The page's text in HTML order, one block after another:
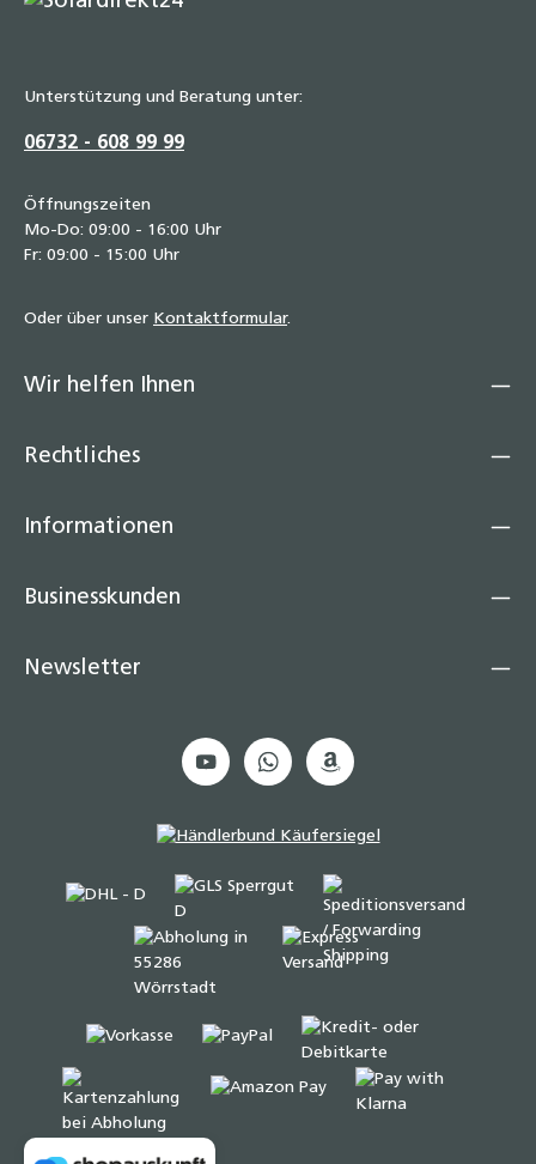
Unterstützung und Beratung unter:
06732 - 608 99 99
Öffnungszeiten
Mo-Do: 09:00 - 16:00 Uhr
Fr: 09:00 - 15:00 Uhr
Oder über unser Kontaktformular.
Wir helfen Ihnen
Rechtliches
Informationen
Businesskunden
Newsletter